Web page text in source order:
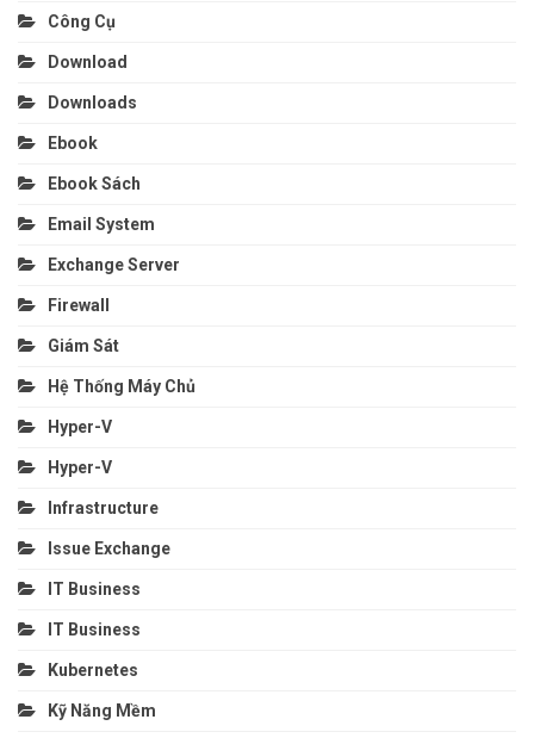
Công Cụ
Download
Downloads
Ebook
Ebook Sách
Email System
Exchange Server
Firewall
Giám Sát
Hệ Thống Máy Chủ
Hyper-V
Hyper-V
Infrastructure
Issue Exchange
IT Business
IT Business
Kubernetes
Kỹ Năng Mềm